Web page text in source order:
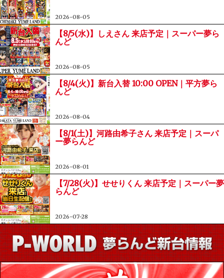
2026-08-05
2026-08-05
【8/5(水)】しえさん 来店予定｜スーパー夢ら
んど
2026-08-04
【8/4(火)】新台入替 10:00 OPEN｜平方夢ら
んど
2026-08-01
【8/1(土)】河路由希子さん 来店予定｜スーパ
ー夢らんど
2026-07-28
【7/28(火)】せせりくん 来店予定｜スーパー夢
らんど